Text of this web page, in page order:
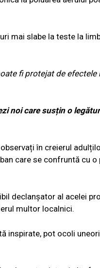
mai slabe la teste la
fi protejat de efectele
noi care susțin o
în creierul
care se confruntă cu o
declanșator al acelei
multor localnici.
inspirate, pot ocoli